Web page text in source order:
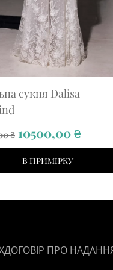
сукня Dalisa
₴ Original
price
was:
10500,00₴
price
В ПРИМІРКУ
ДОГОВІР ПРО